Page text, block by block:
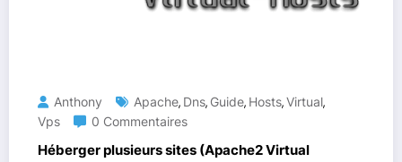
Anthony Apache, Dns, Guide, Hosts,Virtual,
Vps
0 Commentaires
Héberger plusieurs sites (Apache2 Virtual